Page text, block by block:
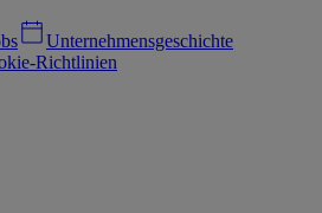
Unternehmensgeschichte
Richtlinien